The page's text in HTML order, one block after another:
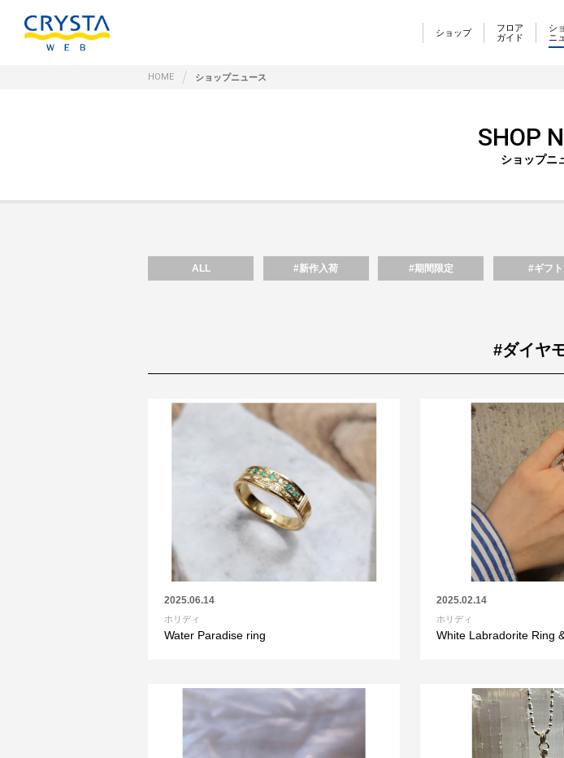
ショップ
フロア
ガイド
シ
ニ
HOME ショップニュース
SHOP
ショップニ
ALL #新作入荷 #期間限定 #ギフト
#ダイヤ
2025.06.14
ホリディ
Water Paradise ring
2025.02.14
ホリディ
White Labradorite Ring